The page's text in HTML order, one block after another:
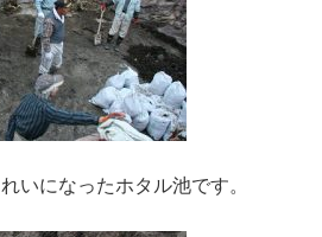
いになったホタル池です。